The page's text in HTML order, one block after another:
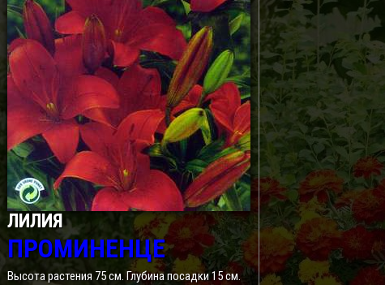
ЛИЛИЯ
ПРОМИНЕНЦЕ
Высота растения 75 см. Глубина посадки 15 см.